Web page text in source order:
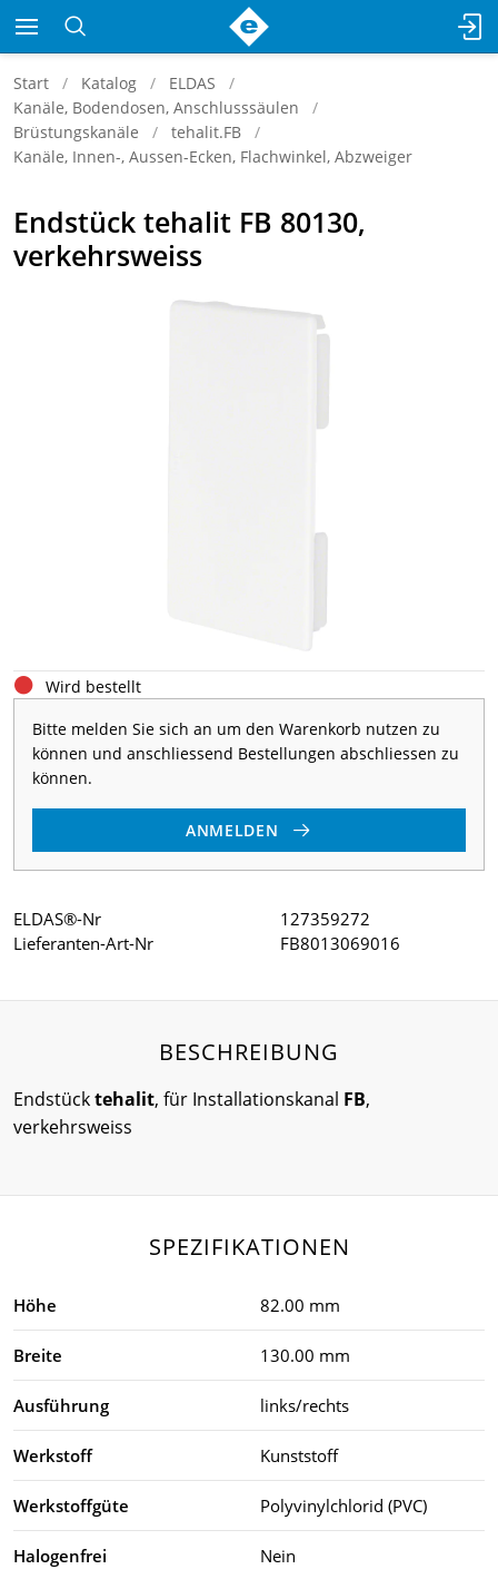
Start Katalog
ELDAS
Kanäle, Bodendosen, Anschlusssäulen
Brüstungskanäle
tehalit.FB
Kanäle, Innen-, Aussen-Ecken, Flachwinkel, Abzweiger
Endstück tehalit FB 80130,
verkehrsweiss
Wird bestellt
Bitte melden Sie sich an um den Warenkorb nutzen zu
können und anschliessend Bestellungen abschliessen zu
können.
ANMELDEN
ELDAS®-Nr
127359272
Lieferanten-Art-Nr
FB8013069016
BESCHREIBUNG
Endstücktehalit, für Installationskanal FB,
verkehrsweiss
SPEZIFIKATIONEN
Höhe 82.00 mm
Breite 130.00 mm
Ausführung links/rechts
Werkstoff Kunststoff
Werkstoffgüte Polyvinylchlorid (PVC)
Halogenfrei Nein